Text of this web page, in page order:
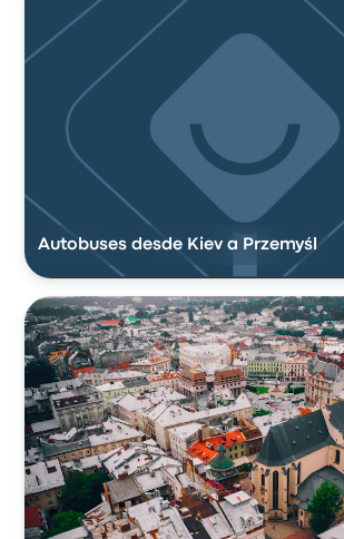
Autobuses desde Kiev a Przemyśl